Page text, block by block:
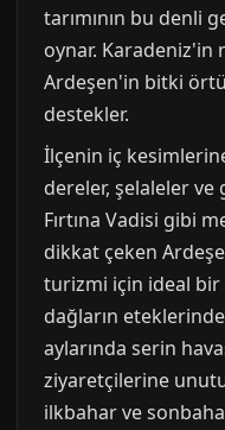
tarımının bu denli
oynar. Karadeniz'in
Ardeşen'in bitki
destekler.
İlçenin iç
dereler, şelaleler ve
Fırtına Vadisi gibi
dikkat çeken
turizmi için ideal bir
dağların
aylarında serin
ziyaretçilerine
ilkbahar ve